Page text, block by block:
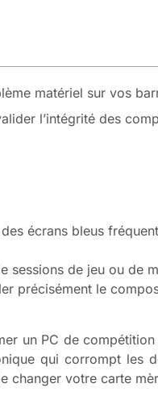
matériel sur vos
l’intégrité des
écrans bleus
sessions de jeu ou de
précisément le
un PC de
qui corrompt les
changer votre carte